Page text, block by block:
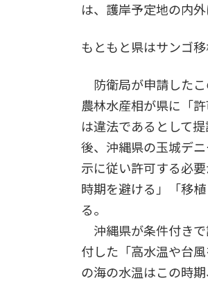
は、護岸予定地の内
もともと県はサンゴ
防衛局が申請したこ
農林水産相が県に「
は違法であるとして
後、沖縄県の玉城デ
示に従い許可する必
時期を避ける」「移
る。
沖縄県が条件付きで
付した「高水温や台
の海の水温はこの時